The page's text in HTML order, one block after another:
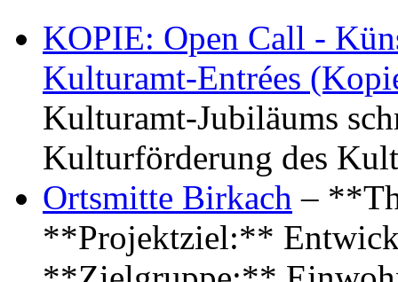
KOPIE: Open Call -
Kulturamt-Entrées
Kulturamt-Jubiläums
Kulturförderung des
Ortsmitte Birkach –
**Projektziel:**